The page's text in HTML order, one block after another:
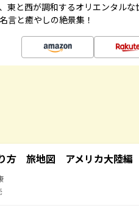
東と西が調和するオリエンタル
言と癒やしの絶景集！
方 旅地図 アメリカ大陸編